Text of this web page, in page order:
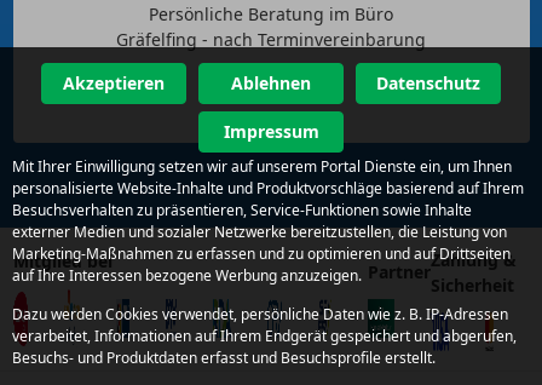
Persönliche Beratung im Büro
Gräfelfing - nach Terminvereinbarung
Mitglied bei Partner
Zahlung &
Sicherheit
Akzeptieren Ablehnen Datenschutz
Impressum
Mit Ihrer Einwilligung setzen wir auf unserem Portal Dienste ein, um Ihnen
personalisierte Website-Inhalte und Produktvorschläge basierend auf Ihrem
Besuchsverhalten zu präsentieren, Service-Funktionen sowie Inhalte
externer Medien und sozialer Netzwerke bereitzustellen, die Leistung von
Marketing-Maßnahmen zu erfassen und zu optimieren und auf Drittseiten
auf Ihre Interessen bezogene Werbung anzuzeigen.
Dazu werden Cookies verwendet, persönliche Daten wie z. B. IP-Adressen
verarbeitet, Informationen auf Ihrem Endgerät gespeichert und abgerufen,
Besuchs- und Produktdaten erfasst und Besuchsprofile erstellt.